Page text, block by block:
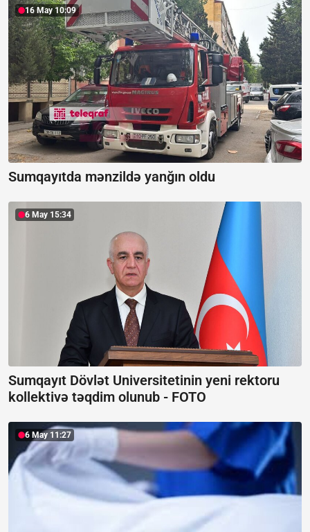
16 May 10:09
Sumqayıtda mənzildə yanğın oldu
6 May 15:34
Sumqayıt Dövlət Universitetinin yeni rektoru
kollektivə təqdim olunub - FOTO
6 May 11:27